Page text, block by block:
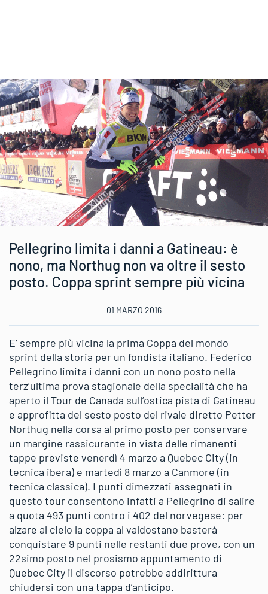
Pellegrino limita i danni a Gatineau: è
nono, ma Northug non va oltre il sesto
posto. Coppa sprint sempre più vicina
01 MARZO 2016
E’ sempre più vicina la prima Coppa del mondo
sprint della storia per un fondista italiano. Federico
Pellegrino limita i danni con un nono posto nella
terz’ultima prova stagionale della specialità che ha
aperto il Tour de Canada sull’ostica pista di Gatineau
e approfitta del sesto posto del rivale diretto Petter
Northug nella corsa al primo posto per conservare
un margine rassicurante in vista delle rimanenti
tappe previste venerdì 4 marzo a Quebec City (in
tecnica ibera) e martedì 8 marzo a Canmore (in
tecnica classica). I punti dimezzati assegnati in
questo tour consentono infatti a Pellegrino di salire
a quota 493 punti contro i 402 del norvegese: per
alzare al cielo la coppa al valdostano basterà
conquistare 9 punti nelle restanti due prove, con un
22simo posto nel prosismo appuntamento di
Quebec City il discorso potrebbe addirittura
chiudersi con una tappa d’anticipo.